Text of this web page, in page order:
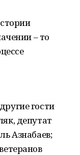
– то
гости
депутат
Азнабаев;